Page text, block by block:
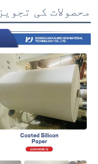
محصولات کی تجویز